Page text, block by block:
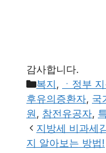
감사합니다.
카
테
고
리
복지 , ㆍ정부
후유의증환자, 국
원, 참전유공자,
지방세 비과세
지 알아보는 방법!